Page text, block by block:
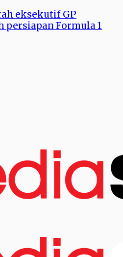
eksekutif GP
persiapan Formula 1